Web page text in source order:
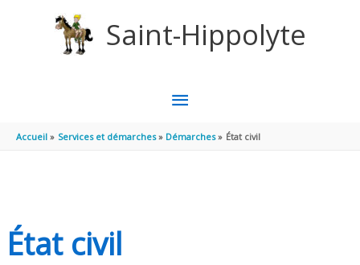
Saint-Hippolyte
MENU
PRINCIPAL
Accueil Services et démarches Démarches État civil
État civil